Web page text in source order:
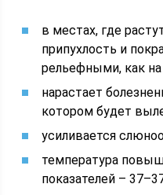
в местах, где
припухлость и
рельефными, как
нарастает
котором будет
усиливается
температура
показателей –